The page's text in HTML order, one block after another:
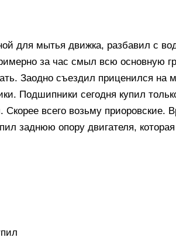
для мытья движка, разбавил с
за час смыл всю основную
Заодно съездил приценился на
Подшипники сегодня купил
всего возьму приоровские.
заднюю опору двигателя,